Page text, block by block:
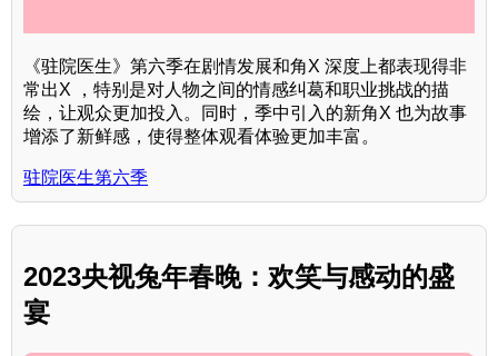
《驻院医生》第六季在剧情发展和角X 深度上都表现得非
常出X ，特别是对人物之间的情感纠葛和职业挑战的描
绘，让观众更加投入。同时，季中引入的新角X 也为故事
增添了新鲜感，使得整体观看体验更加丰富。
驻院医生第六季
2023央视兔年春晚：欢笑与感动的盛
宴